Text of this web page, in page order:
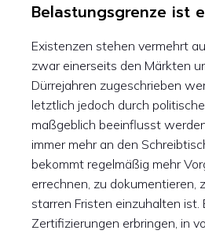
Belastungsgrenze ist
Existenzen stehen vermehrt
zwar einerseits den Märkten
Dürrejahren zugeschrieben
letztlich jedoch durch
maßgeblich beeinflusst
immer mehr an den
bekommt regelmäßig mehr
errechnen, zu dokumentieren,
starren Fristen einzuhalten ist.
Zertifizierungen erbringen, in